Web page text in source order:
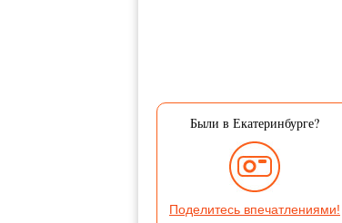
Были в Екатеринбурге?
Поделитесь впечатлениями!